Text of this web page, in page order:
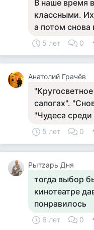
В наше время
классными.
а потом снова
5 лет 0
Анатолий Грачёв
сапогах".
"Чудеса среди
5 лет 0
Рытzарь Дня
тогда выбор
кинотеатре
понравилось
6 лет 0